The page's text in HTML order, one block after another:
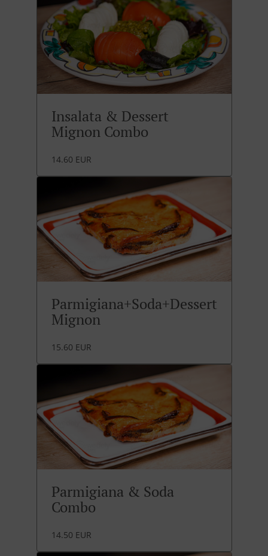
Insalata & Dessert
Mignon Combo
14.60 EUR
Parmigiana+Soda+Dessert
Mignon
15.60 EUR
Parmigiana & Soda
Combo
14.50 EUR